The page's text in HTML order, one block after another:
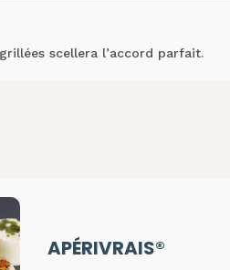
scellera l’accord parfait.
APÉRIVRAIS®